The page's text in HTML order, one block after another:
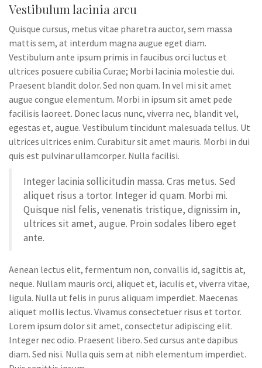
Vestibulum lacinia arcu
Quisque cursus, metus vitae pharetra auctor, sem massa
mattis sem, at interdum magna augue eget diam.
Vestibulum ante ipsum primis in faucibus orci luctus et
ultrices posuere cubilia Curae; Morbi lacinia molestie dui.
Praesent blandit dolor. Sed non quam. In vel mi sit amet
augue congue elementum. Morbi in ipsum sit amet pede
facilisis laoreet. Donec lacus nunc, viverra nec, blandit vel,
egestas et, augue. Vestibulum tincidunt malesuada tellus. Ut
ultrices ultrices enim. Curabitur sit amet mauris. Morbi in dui
quis est pulvinar ullamcorper. Nulla facilisi.
Integer lacinia sollicitudin massa. Cras metus. Sed
aliquet risus a tortor. Integer id quam. Morbi mi.
Quisque nisl felis, venenatis tristique, dignissim in,
ultrices sit amet, augue. Proin sodales libero eget
ante.
Aenean lectus elit, fermentum non, convallis id, sagittis at,
neque. Nullam mauris orci, aliquet et, iaculis et, viverra vitae,
ligula. Nulla ut felis in purus aliquam imperdiet. Maecenas
aliquet mollis lectus. Vivamus consectetuer risus et tortor.
Lorem ipsum dolor sit amet, consectetur adipiscing elit.
Integer nec odio. Praesent libero. Sed cursus ante dapibus
diam. Sed nisi. Nulla quis sem at nibh elementum imperdiet.